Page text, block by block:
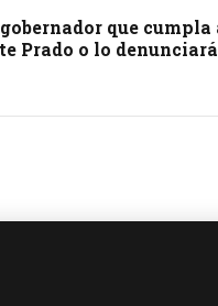
que cumpla
Prado o lo